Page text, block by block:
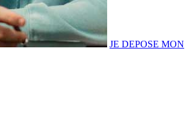
JE DEPOSE MON